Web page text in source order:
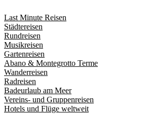
Last Minute Reisen
Städtereisen
Rundreisen
Musikreisen
Gartenreisen
Abano & Montegrotto Terme
Wanderreisen
Radreisen
Badeurlaub am Meer
Vereins- und Gruppenreisen
Hotels und Flüge weltweit